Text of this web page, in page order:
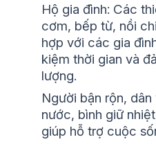
Hộ gia đình: Các
cơm, bếp từ, nồi
hợp với các gia
kiệm thời gian và
lượng.
Người bận rộn,
nước, bình giữ
giúp hỗ trợ cuộc